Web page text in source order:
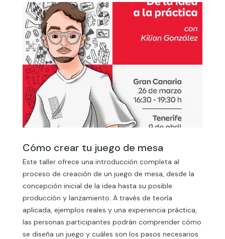
Cómo crear tu juego de mesa
Este taller ofrece una introducción completa al
proceso de creación de un juego de mesa, desde la
concepción inicial de la idea hasta su posible
producción y lanzamiento. A través de teoría
aplicada, ejemplos reales y una experiencia práctica,
las personas participantes podrán comprender cómo
se diseña un juego y cuáles son los pasos necesarios